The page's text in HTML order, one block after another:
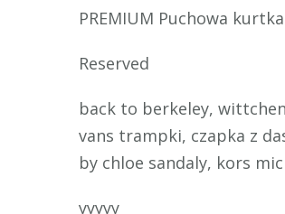
PREMIUM Puchowa
Reserved
back to berkeley,
vans trampki, czapka z
by chloe sandaly, kors
yyyyy